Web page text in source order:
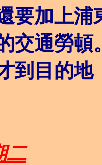
要加上浦
交通勞頓
到目的地
二